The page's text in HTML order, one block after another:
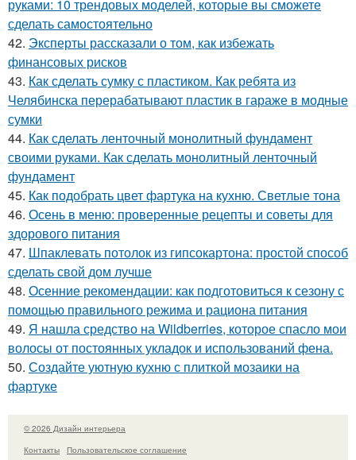
руками: 10 трендовых моделей, которые вы сможете
сделать самостоятельно
42. Эксперты рассказали о том, как избежать
финансовых рисков
43. Как сделать сумку с пластиком. Как ребята из
Челябинска перерабатывают пластик в гараже в модные
сумки
44. Как сделать ленточный монолитный фундамент
своими руками. Как сделать монолитный ленточный
фундамент
45. Как подобрать цвет фартука на кухню. Светлые тона
46. Осень в меню: проверенные рецепты и советы для
здорового питания
47. Шпаклевать потолок из гипсокартона: простой способ
сделать свой дом лучше
48. Осенние рекомендации: как подготовиться к сезону с
помощью правильного режима и рациона питания
49. Я нашла средство на Wildberries, которое спасло мои
волосы от постоянных укладок и использований фена.
50. Создайте уютную кухню с плиткой мозаики на
фартуке
© 2026 Дизайн интерьера
Контакты
Пользовательское соглашение